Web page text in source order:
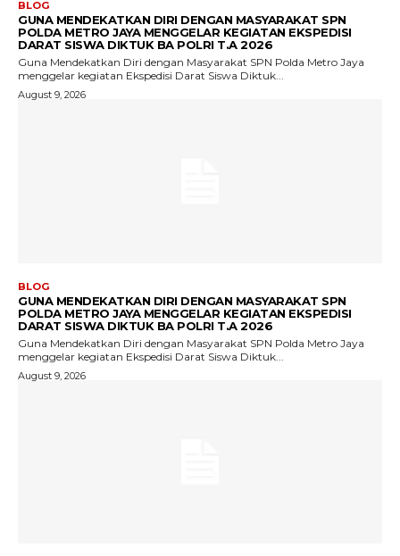
BLOG
GUNA MENDEKATKAN DIRI DENGAN MASYARAKAT SPN
POLDA METRO JAYA MENGGELAR KEGIATAN EKSPEDISI
DARAT SISWA DIKTUK BA POLRI T.A 2026
Guna Mendekatkan Diri dengan Masyarakat SPN Polda Metro Jaya
menggelar kegiatan Ekspedisi Darat Siswa Diktuk...
August 9, 2026
BLOG
GUNA MENDEKATKAN DIRI DENGAN MASYARAKAT SPN
POLDA METRO JAYA MENGGELAR KEGIATAN EKSPEDISI
DARAT SISWA DIKTUK BA POLRI T.A 2026
Guna Mendekatkan Diri dengan Masyarakat SPN Polda Metro Jaya
menggelar kegiatan Ekspedisi Darat Siswa Diktuk...
August 9, 2026